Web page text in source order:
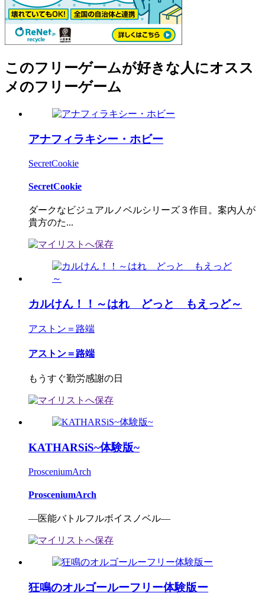
このフリーゲームが好きな人にオスス
メのフリーゲーム
アナフィラキシー・ホビー
SecretCookie
SecretCookie
ダークなビジュアルノベルシリーズ３作目。案内人が
貴方のた...
カルけん！！～はれ どっと もえっど～
アストン＝路端
アストン＝路端
もうすぐ勤労感謝の日
KATHARSiS~体験版~
ProsceniumArch
ProsceniumArch
―医能バトルフルボイスノベル―
狂鳴のオルゴールーフリー体験版ー